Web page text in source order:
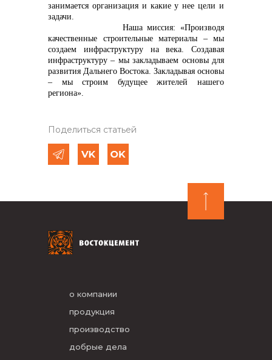
занимается организация и какие у нее цели и
задачи.
Наша миссия: «Производя
качественные строительные материалы – мы
создаем инфраструктуру на века. Создавая
инфраструктуру – мы закладываем основы для
развития Дальнего Востока. Закладывая основы
– мы строим будущее жителей нашего
региона».
Поделиться статьей
о компании
продукция
производство
добрые дела